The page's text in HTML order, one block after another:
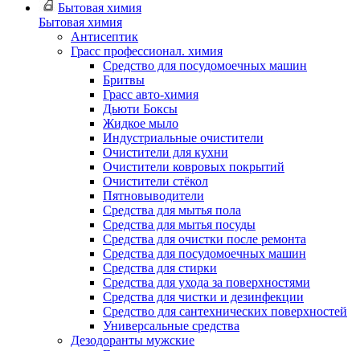
Бытовая химия
Бытовая химия
Антисептик
Грасс профессионал. химия
Cредство для посудомоечных машин
Бритвы
Грасс авто-химия
Дьюти Боксы
Жидкое мыло
Индустриальные очистители
Очистители для кухни
Очистители ковровых покрытий
Очистители стёкол
Пятновыводители
Средства для мытья пола
Средства для мытья посуды
Средства для очистки после ремонта
Средства для посудомоечных машин
Средства для стирки
Средства для ухода за поверхностями
Средства для чистки и дезинфекции
Средство для сантехнических поверхностей
Универсальные средства
Дезодоранты мужские